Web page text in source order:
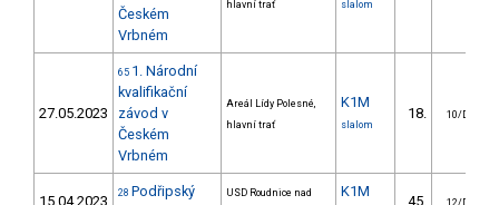
Českém
Vrbném
hlavní trať
slalom
27.05.2023
65 1. Národní
kvalifikační
závod v
Českém
Vrbném
Areál Lídy Polesné,
hlavní trať
K1M
slalom
18. 10/DS
15.04.2023 28 Podřipský
USD Roudnice nad
K1M
45.